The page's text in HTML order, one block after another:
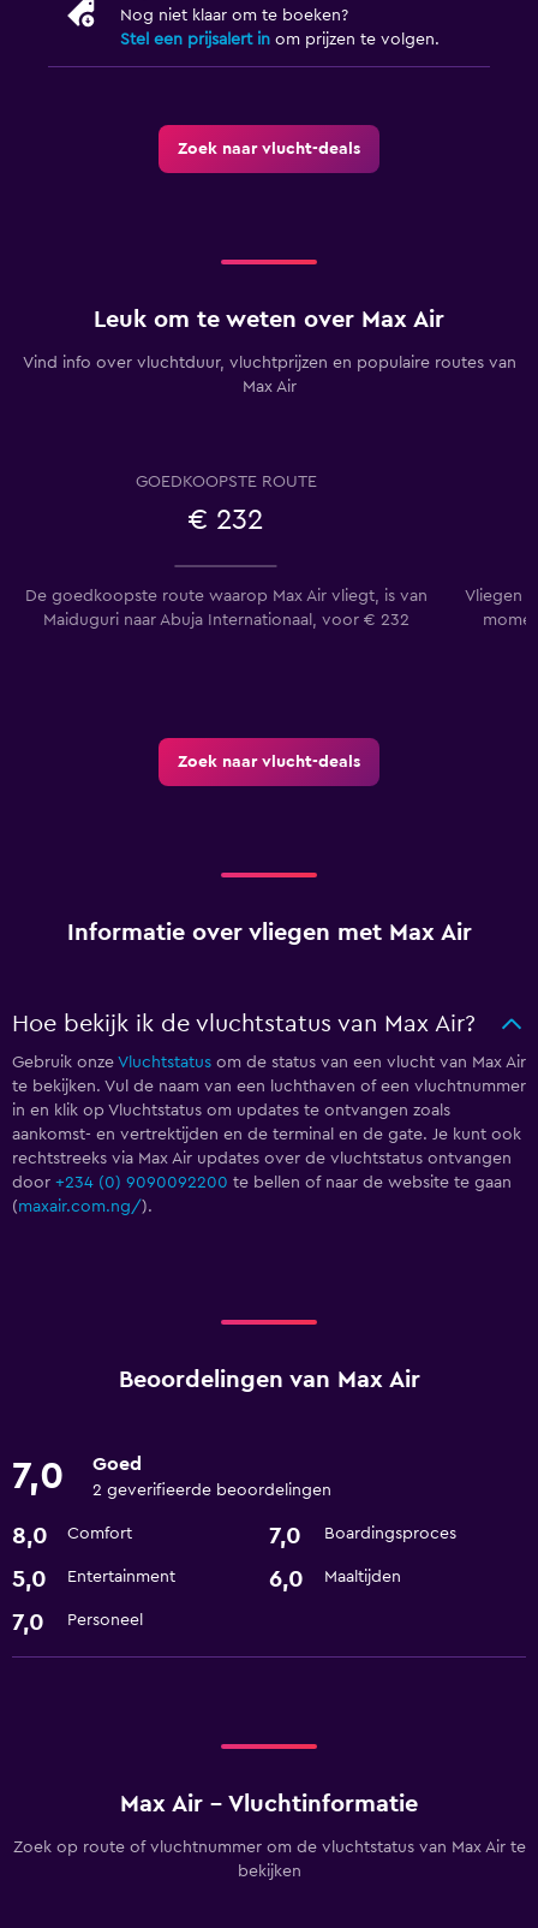
Nog niet klaar om te boeken?
Stel een prijsalert in om prijzen te volgen.
Zoek naar vlucht-deals
Leuk om te weten over Max Air
Vind info over vluchtduur, vluchtprijzen en populaire routes van
Max Air
GOEDKOOPSTE ROUTE
€ 232
De goedkoopste route waarop Max Air vliegt, is van
Maiduguri naar Abuja Internationaal, voor € 232
Vliegen
Zoek naar vlucht-deals
Informatie over vliegen met Max Air
Hoe bekijk ik de vluchtstatus van Max Air?
Gebruik onze Vluchtstatus om de status van een vlucht van Max Air
te bekijken. Vul de naam van een luchthaven of een vluchtnummer
in en klik op Vluchtstatus om updates te ontvangen zoals
aankomst- en vertrektijden en de terminal en de gate. Je kunt ook
rechtstreeks via Max Air updates over de vluchtstatus ontvangen
door +234 (0) 9090092200 te bellen of naar de website te gaan
(maxair.com.ng/).
Beoordelingen van Max Air
7,0 Goed
2 geverifieerde beoordelingen
8,0 Comfort 7,0 Boardingsproces
5,0 Entertainment 6,0 Maaltijden
7,0 Personeel
Max Air - Vluchtinformatie
Zoek op route of vluchtnummer om de vluchtstatus van Max Air te
bekijken